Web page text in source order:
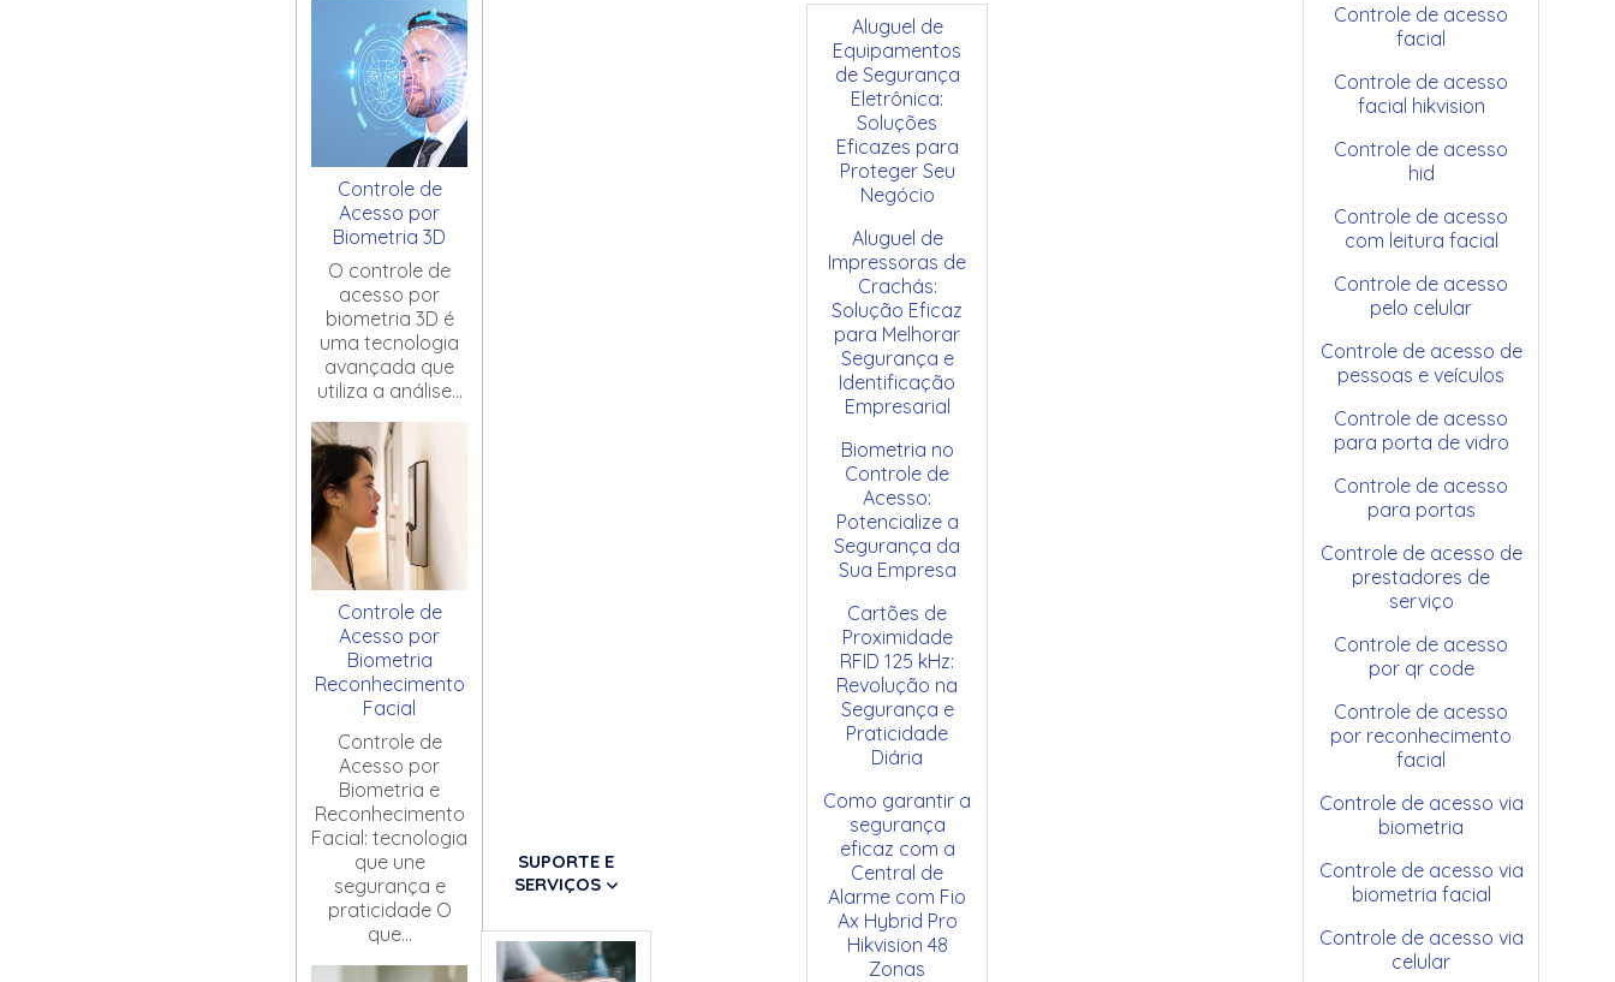
Controle de
Acesso por
Biometria 3D
O controle de
acesso por
biometria 3D é
uma tecnologia
avançada que
utiliza a análise...
Controle de
Acesso por
Biometria
Reconhecimento
Facial
Controle de
Acesso por
Biometria e
Reconhecimento
Facial: tecnologia
que une
segurança e
praticidade O
que...
SUPORTE E
SERVIÇOS
Aluguel de
Equipamentos
de Segurança
Eletrônica:
Soluções
Eficazes para
Proteger Seu
Negócio
Aluguel de
Impressoras de
Crachás:
Solução Eficaz
para Melhorar
Segurança e
Identificação
Empresarial
Biometria no
Controle de
Acesso:
Potencialize a
Segurança da
Sua Empresa
Cartões de
Proximidade
RFID 125 kHz:
Revolução na
Segurança e
Praticidade
Diária
Como garantir a
segurança
eficaz com a
Central de
Alarme com Fio
Ax Hybrid Pro
Hikvision 48
Zonas
Controle de acesso
facial
Controle de acesso
facial hikvision
Controle de acesso
hid
Controle de acesso
com leitura facial
Controle de acesso
pelo celular
Controle de acesso de
pessoas e veículos
Controle de acesso
para porta de vidro
Controle de acesso
para portas
Controle de acesso de
prestadores de
serviço
Controle de acesso
por qr code
Controle de acesso
por reconhecimento
facial
Controle de acesso via
biometria
Controle de acesso via
biometria facial
Controle de acesso via
celular